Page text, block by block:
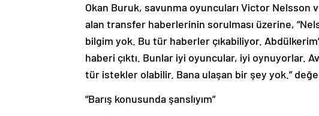
Okan Buruk, savunma oyuncuları Victor Nelsson
alan transfer haberlerinin sorulması üzerine,
bilgim yok. Bu tür haberler çıkabiliyor.
haberi çıktı. Bunlar iyi oyuncular, iyi oynuyorlar.
tür istekler olabilir. Bana ulaşan bir şey yok.”
“Barış konusunda şanslıyım”